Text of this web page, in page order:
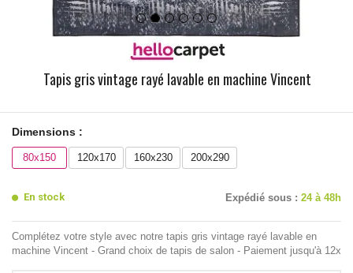
Tapis gris vintage rayé lavable en machine Vincent
Dimensions :
80x150 120x170 160x230 200x290
En stock Expédié sous : 24 à 48h
Complétez votre style avec notre tapis gris vintage rayé lavable en
machine Vincent - Grand choix de tapis de salon - Paiement jusqu'à 12x